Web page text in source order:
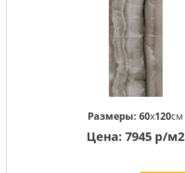
Размеры: 60x120см
Цена: 7945 р/м2